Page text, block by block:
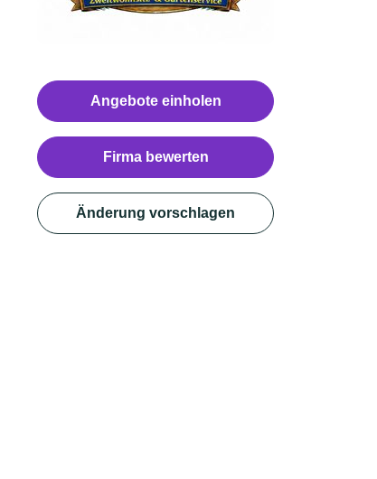
Angebote einholen
Firma bewerten
Änderung vorschlagen